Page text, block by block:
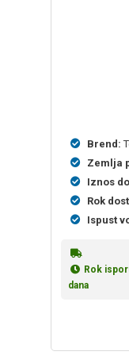
Brend:
Zemlja
Iznos
Rok
Ispust
Rok
dana